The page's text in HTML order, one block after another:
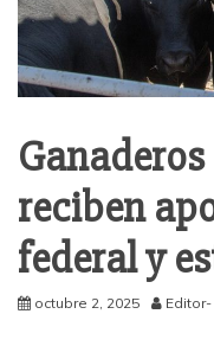
reciben
federal y
octubre 2, 2025 Editor-